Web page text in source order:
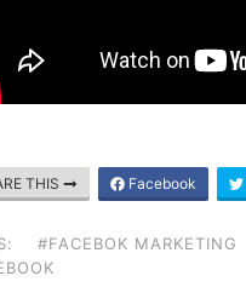
THIS Facebook
#FACEBOK MARKETING